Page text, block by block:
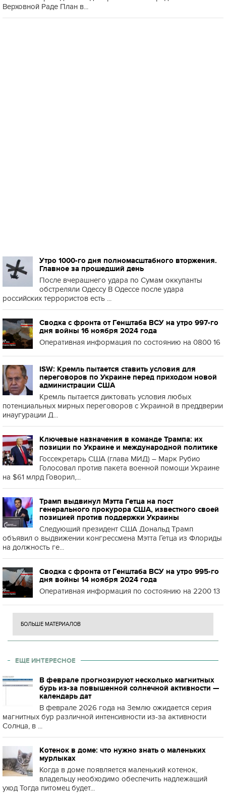
Верховной Раде План в...
Утро 1000-го дня полномасштабного вторжения.
Главное за прошедший день
После вчерашнего удара по Сумам оккупанты
обстреляли Одессу В Одессе после удара
российских террористов есть ...
Сводка с фронта от Генштаба ВСУ на утро 997-го
дня войны 16 ноября 2024 года
Оперативная информация по состоянию на 0800 16
ISW: Кремль пытается ставить условия для
переговоров по Украине перед приходом новой
администрации США
Кремль пытается диктовать условия любых
потенциальных мирных переговоров с Украиной в преддверии
инаугурации Д...
Ключевые назначения в команде Трампа: их
позиции по Украине и международной политике
Госсекретарь США (глава МИД) – Марк Рубио
Голосовал против пакета военной помощи Украине
на $61 млрд Говорил,...
Трамп выдвинул Мэтта Гетца на пост
генерального прокурора США, известного своей
позицией против поддержки Украины
Следующий президент США Дональд Трамп
объявил о выдвижении конгрессмена Мэтта Гетца из Флориды
на должность ге...
Сводка с фронта от Генштаба ВСУ на утро 995-го
дня войны 14 ноября 2024 года
Оперативная информация по состоянию на 2200 13
БОЛЬШЕ МАТЕРИАЛОВ
ЕЩЕ ИНТЕРЕСНОЕ
В феврале прогнозируют несколько магнитных
бурь из-за повышенной солнечной активности —
календарь дат
В феврале 2026 года на Землю ожидается серия
магнитных бур различной интенсивности из-за активности
Солнца, в ...
Котенок в доме: что нужно знать о маленьких
мурлыках
Когда в доме появляется маленький котенок,
владельцу необходимо обеспечить надлежащий
уход Тогда питомец будет...